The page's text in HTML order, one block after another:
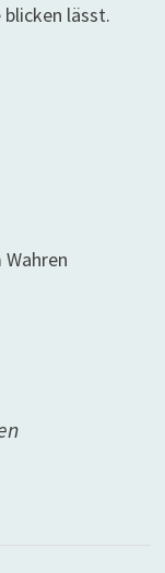
lässt.
Wahren